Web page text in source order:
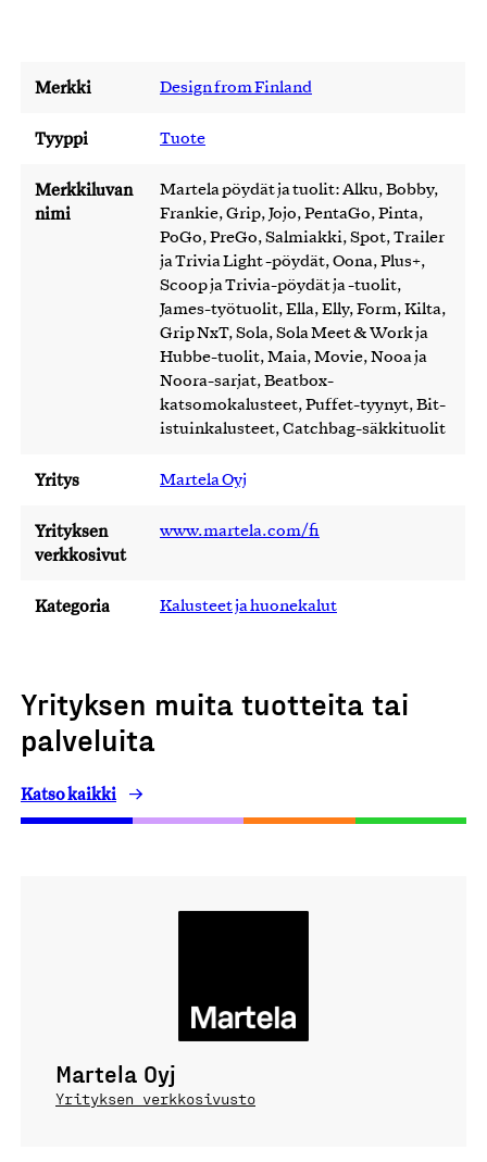
Merkki Design from Finland
Tyyppi Tuote
Merkkiluvan
nimi
Martela pöydät ja tuolit: Alku, Bobby,
Frankie, Grip, Jojo, PentaGo, Pinta,
PoGo, PreGo, Salmiakki, Spot, Trailer
ja Trivia Light -pöydät, Oona, Plus+,
Scoop ja Trivia-pöydät ja -tuolit,
James-työtuolit, Ella, Elly, Form, Kilta,
Grip NxT, Sola, Sola Meet & Work ja
Hubbe-tuolit, Maia, Movie, Nooa ja
Noora-sarjat, Beatbox-
katsomokalusteet, Puffet-tyynyt, Bit-
istuinkalusteet, Catchbag-säkkituolit
Yritys Martela Oyj
Yrityksen
verkkosivut
www.martela.com/fi
Kategoria Kalusteet ja huonekalut
Yrityksen muita tuotteita tai
palveluita
Katso kaikki
Martela Oyj
Yrityksen verkkosivusto